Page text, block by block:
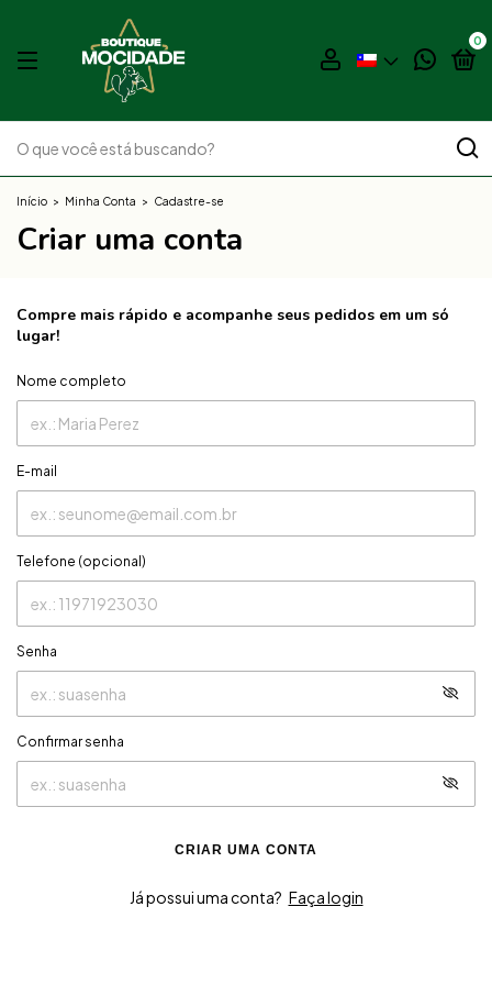
0
Início > Minha Conta > Cadastre-se
Criar uma conta
Compre mais rápido e acompanhe seus pedidos em um só
lugar!
Nome completo
E-mail
Telefone (opcional)
Senha
Confirmar senha
CRIAR UMA CONTA
Já possui uma conta? Faça login